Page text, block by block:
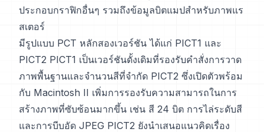
ประกอบกราฟิกอื่นๆ รวมถึงข้อมูลบิตแมปสำหรับภาพแร
สเตอร์
มีรูปแบบ PCT หลักสองเวอร์ชัน ได้แก่ PICT1 และ
PICT2 PICT1 เป็นเวอร์ชันดั้งเดิมที่รองรับคำสั่งการวาด
ภาพพื้นฐานและจำนวนสีที่จำกัด PICT2 ซึ่งเปิดตัวพร้อม
กับ Macintosh II เพิ่มการรองรับความสามารถในการ
สร้างภาพที่ซับซ้อนมากขึ้น เช่น สี 24 บิต การไล่ระดับสี
และการบีบอัด JPEG PICT2 ยังนำเสนอแนวคิดเรื่อง